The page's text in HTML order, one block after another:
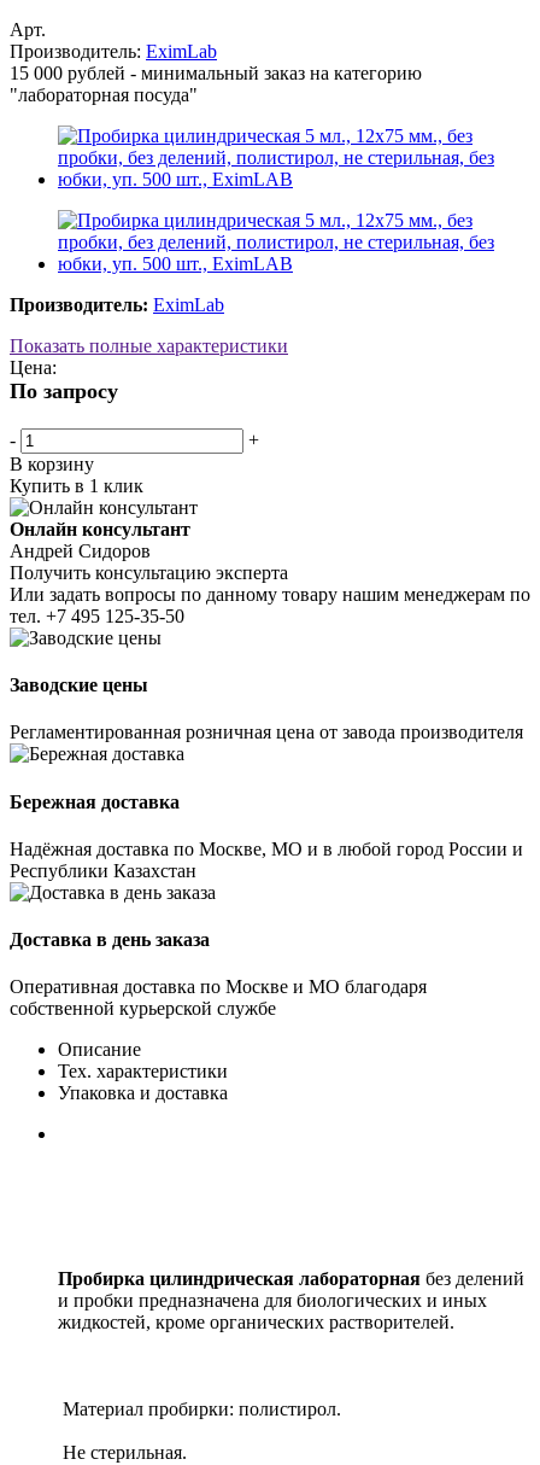
Арт.
Производитель: EximLab
15 000 рублей - минимальный заказ на категорию
"лабораторная посуда"
Производитель: EximLab
Показать полные характеристики
Цена:
По запросу
-
+
В корзину
Купить в 1 клик
Онлайн консультант
Андрей Сидоров
Получить консультацию эксперта
Или задать вопросы по данному товару нашим менеджерам по
тел. +7 495 125-35-50
Заводские цены
Регламентированная розничная цена от завода производителя
Бережная доставка
Надёжная доставка по Москве, МО и в любой город России и
Республики Казахстан
Доставка в день заказа
Оперативная доставка по Москве и МО благодаря
собственной курьерской службе
Описание
Тех. характеристики
Упаковка и доставка
Пробирка цилиндрическая лабораторная без делений
и пробки предназначена для биологических и иных
жидкостей, кроме органических растворителей.
Материал пробирки: полистирол.
Не стерильная.